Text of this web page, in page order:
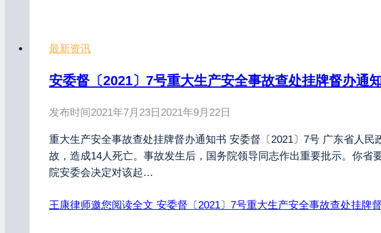
最新资讯
安委督〔2021〕7号重大生产安全事故查处挂牌督办通
发布时间 2021年7月23日 2021年9月22日
重大生产安全事故查处挂牌督办通知书 安委督〔2021〕7号 广东省人
故，造成14人死亡。事故发生后，国务院领导同志作出重要批示。你
院安委会决定对该起…
王康律师邀您阅读全文 安委督〔2021〕7号重大生产安全事故查处挂牌